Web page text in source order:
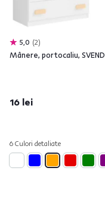
5,0 2
Mânere, portocaliu, SVEND
16 lei
6 Culori detaliate